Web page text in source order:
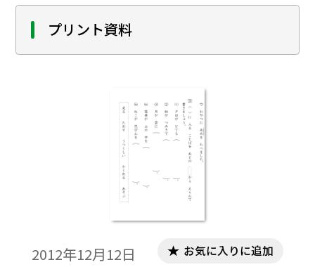
プリント資料
2012年12月12日 お気に入りに追加